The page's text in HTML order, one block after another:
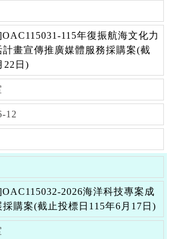
115年復振航海文化力
畫宣傳推廣媒體服務採購案(截
22日)
12
2026海洋科技專案成
購案(截止投標日115年6月17日)